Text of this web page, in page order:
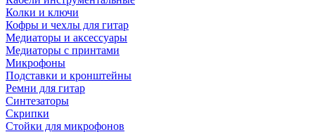
Колки и ключи
Кофры и чехлы для гитар
Медиаторы и аксессуары
Медиаторы с принтами
Микрофоны
Подставки и кронштейны
Ремни для гитар
Синтезаторы
Скрипки
Стойки для микрофонов